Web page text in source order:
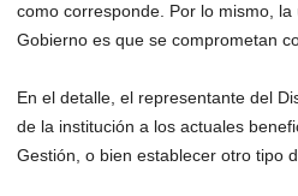
como corresponde. Por lo mismo,
Gobierno es que se comprometan
En el detalle, el representante del
de la institución a los actuales
Gestión, o bien establecer otro tipo